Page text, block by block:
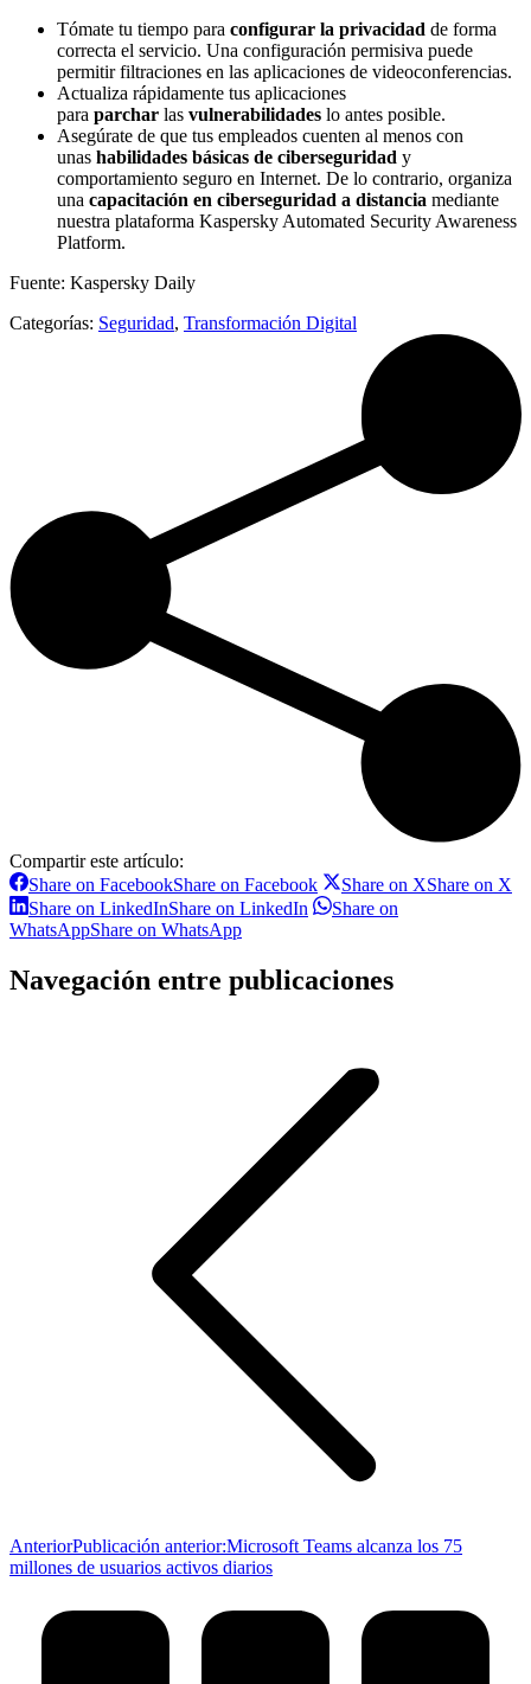
Tómate tu tiempo para configurar la privacidad de forma
correcta el servicio. Una configuración permisiva puede
permitir filtraciones en las aplicaciones de videoconferencias.
Actualiza rápidamente tus aplicaciones
para parchar las vulnerabilidades lo antes posible.
Asegúrate de que tus empleados cuenten al menos con
unas habilidades básicas de ciberseguridad y
comportamiento seguro en Internet. De lo contrario, organiza
una capacitación en ciberseguridad a distancia mediante
nuestra plataforma Kaspersky Automated Security Awareness
Platform.
Fuente: Kaspersky Daily
Categorías: Seguridad, Transformación Digital
Compartir este artículo:
Share on FacebookShare on Facebook Share on XShare on X
Share on LinkedInShare on LinkedIn
Share on
WhatsAppShare on WhatsApp
Navegación entre publicaciones
AnteriorPublicación anterior:Microsoft Teams alcanza los 75
millones de usuarios activos diarios